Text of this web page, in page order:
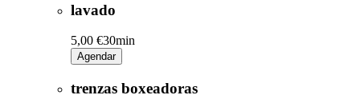
lavado
5,00 €30min
Agendar
trenzas boxeadoras